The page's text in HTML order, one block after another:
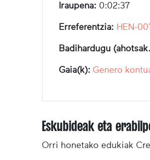
Iraupena: 0:02:37
Erreferentzia: HEN-
Badihardugu
Gaia(k): Genero
Eskubideak eta
Orri honetako edukiak